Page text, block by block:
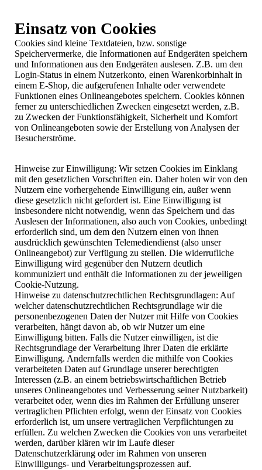
Einsatz von Cookies
Cookies sind kleine Textdateien, bzw. sonstige
Speichervermerke, die Informationen auf Endgeräten speichern
und Informationen aus den Endgeräten auslesen. Z.B. um den
Login-Status in einem Nutzerkonto, einen Warenkorbinhalt in
einem E-Shop, die aufgerufenen Inhalte oder verwendete
Funktionen eines Onlineangebotes speichern. Cookies können
ferner zu unterschiedlichen Zwecken eingesetzt werden, z.B.
zu Zwecken der Funktionsfähigkeit, Sicherheit und Komfort
von Onlineangeboten sowie der Erstellung von Analysen der
Besucherströme.
Hinweise zur Einwilligung: Wir setzen Cookies im Einklang
mit den gesetzlichen Vorschriften ein. Daher holen wir von den
Nutzern eine vorhergehende Einwilligung ein, außer wenn
diese gesetzlich nicht gefordert ist. Eine Einwilligung ist
insbesondere nicht notwendig, wenn das Speichern und das
Auslesen der Informationen, also auch von Cookies, unbedingt
erforderlich sind, um dem den Nutzern einen von ihnen
ausdrücklich gewünschten Telemediendienst (also unser
Onlineangebot) zur Verfügung zu stellen. Die widerrufliche
Einwilligung wird gegenüber den Nutzern deutlich
kommuniziert und enthält die Informationen zu der jeweiligen
Cookie-Nutzung.
Hinweise zu datenschutzrechtlichen Rechtsgrundlagen: Auf
welcher datenschutzrechtlichen Rechtsgrundlage wir die
personenbezogenen Daten der Nutzer mit Hilfe von Cookies
verarbeiten, hängt davon ab, ob wir Nutzer um eine
Einwilligung bitten. Falls die Nutzer einwilligen, ist die
Rechtsgrundlage der Verarbeitung Ihrer Daten die erklärte
Einwilligung. Andernfalls werden die mithilfe von Cookies
verarbeiteten Daten auf Grundlage unserer berechtigten
Interessen (z.B. an einem betriebswirtschaftlichen Betrieb
unseres Onlineangebotes und Verbesserung seiner Nutzbarkeit)
verarbeitet oder, wenn dies im Rahmen der Erfüllung unserer
vertraglichen Pflichten erfolgt, wenn der Einsatz von Cookies
erforderlich ist, um unsere vertraglichen Verpflichtungen zu
erfüllen. Zu welchen Zwecken die Cookies von uns verarbeitet
werden, darüber klären wir im Laufe dieser
Datenschutzerklärung oder im Rahmen von unseren
Einwilligungs- und Verarbeitungsprozessen auf.